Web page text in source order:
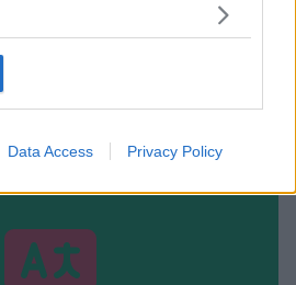
usage behaviour. You may click to
specified purposes in below Google
Data Access Privacy Policy
Gallarate
(VARESE)